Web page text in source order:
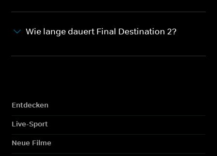
Wie lange dauert Final Destination 2?
Entdecken
Live-Sport
Neue Filme